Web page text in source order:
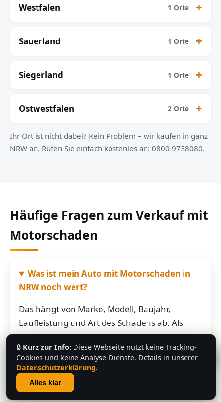
Westfalen 1 Orte
Sauerland 1 Orte
Siegerland 1 Orte
Ostwestfalen 2 Orte
Ihr Ort ist nicht dabei? Kein Problem – wir kaufen in ganz
NRW an. Rufen Sie einfach kostenlos an: 0800 9738080.
Häufige Fragen zum Verkauf mit
Motorschaden
Was ist mein Auto mit Motorschaden in
NRW noch wert?
Das hängt von Marke, Modell, Baujahr,
Laufleistung und Art des Schadens ab. Als
grobe Richtung: Fahrzeuge mit Motorschaden
bringen je nach Restwert der Karosserie und
der Teile oft noch mehrere hundert bis
mehrere tausend Euro. Schicken Sie uns die
Fahrzeugdaten – Sie bekommen von uns eine
💬
🔒 Kurz zur Info: Diese Webseite nutzt keine Tracking-
Cookies und keine Analyse-Dienste. Details in unserer
Datenschutzerklärung.
Alles klar